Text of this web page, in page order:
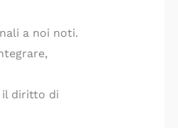
a noi noti.
il diritto di